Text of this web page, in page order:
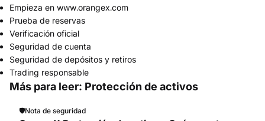
Empieza en www.orangex.com
Prueba de reservas
Verificación oficial
Seguridad de cuenta
Seguridad de depósitos y retiros
Trading responsable
Más para leer: Protección de activos
🛡️Nota de seguridad